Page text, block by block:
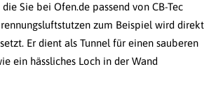
Sie bei Ofen.de passend von CB-Tec
zum Beispiel wird direkt
Er dient als Tunnel für einen sauberen
ein hässliches Loch in der Wand